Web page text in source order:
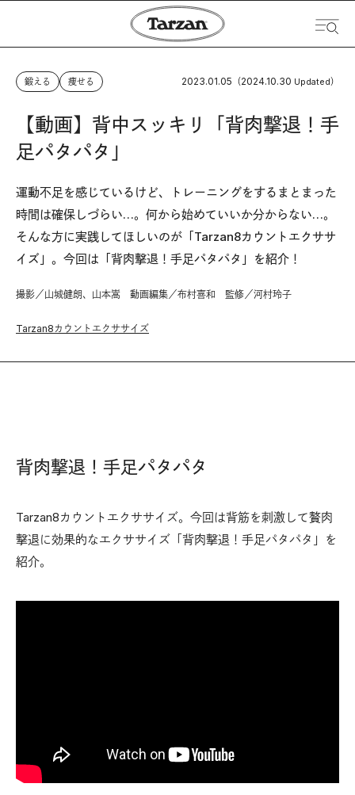
鍛える 痩せる 2023.01.05 （2024.10.30 Updated）
【動画】背中スッキリ「背肉撃退！手
足パタパタ」
運動不足を感じているけど、トレーニングをするまとまった
時間は確保しづらい…。何から始めていいか分からない…。
そんな方に実践してほしいのが「Tarzan8カウントエクササ
イズ」。今回は「背肉撃退！手足パタパタ」を紹介！
撮影／山城健朗、山本嵩 動画編集／布村喜和 監修／河村玲子
Tarzan8カウントエクササイズ
背肉撃退！手足パタパタ
Tarzan8カウントエクササイズ。今回は背筋を刺激して贅肉
撃退に効果的なエクササイズ「背肉撃退！手足パタパタ」を
紹介。